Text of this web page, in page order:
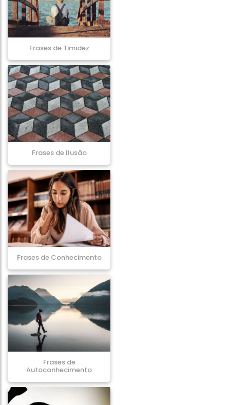
Frases de Timidez
Frases de Ilusão
Frases de Conhecimento
Frases de
Autoconhecimento